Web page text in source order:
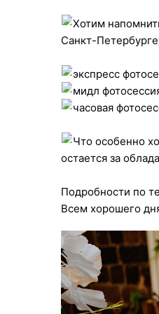
Хотим
Санкт-
экспресс
мидл
часовая
Что особенно
остается за
Подробности по
Всем хорошего